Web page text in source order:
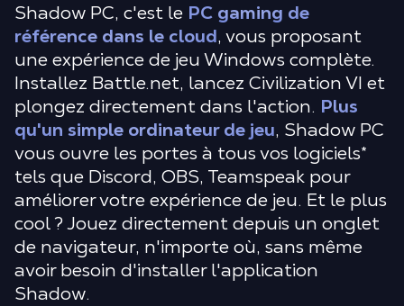
Shadow PC, c'est le PC gaming de
référence dans le cloud, vous proposant
une expérience de jeu Windows complète.
Installez Battle.net, lancez Civilization VI et
plongez directement dans l'action. Plus
qu'un simple ordinateur de jeu, Shadow PC
vous ouvre les portes à tous vos logiciels*
tels que Discord, OBS, Teamspeak pour
améliorer votre expérience de jeu. Et le plus
cool ? Jouez directement depuis un onglet
de navigateur, n'importe où, sans même
avoir besoin d'installer l'application
Shadow.